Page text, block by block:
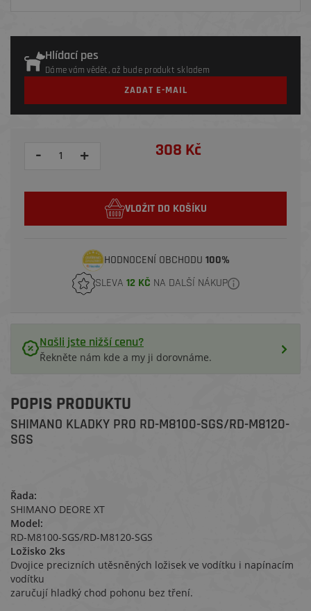
Hlídací pes
Dáme vám vědět, až bude produkt skladem
ZADAT E-MAIL
- + 308 Kč
VLOŽIT DO KOŠÍKU
HODNOCENÍ OBCHODU 100%
SLEVA 12 KČ NA DALŠÍ NÁKUP
Našli jste nižší cenu?
Řekněte nám kde a my ji dorovnáme.
POPIS PRODUKTU
SHIMANO KLADKY PRO RD-M8100-SGS/RD-M8120-
SGS
Řada:
SHIMANO DEORE XT
Model:
RD-M8100-SGS/RD-M8120-SGS
Ložisko 2ks
Dvojice precizních utěsněných ložisek ve vodítku i napínacím
vodítku
zaručují hladký chod pohonu bez tření.